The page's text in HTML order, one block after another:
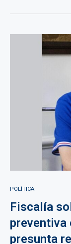
POLÍTICA
Fiscalía
preventiva
presunta